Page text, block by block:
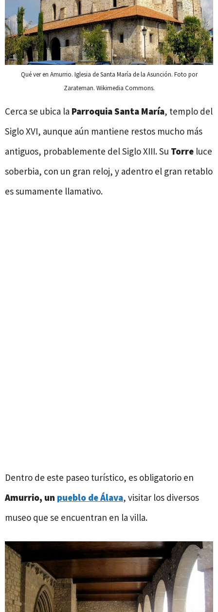
Qué ver en Amurrio. Iglesia de Santa María de la Asunción. Foto por
Zarateman. Wikimedia Commons.
Cerca se ubica la Parroquia Santa María, templo del
Siglo XVI, aunque aún mantiene restos mucho más
antiguos, probablemente del Siglo XIII. Su Torre luce
soberbia, con un gran reloj, y adentro el gran retablo
es sumamente llamativo.
Dentro de este paseo turístico, es obligatorio en
Amurrio, un pueblo de Álava, visitar los diversos
museo que se encuentran en la villa.